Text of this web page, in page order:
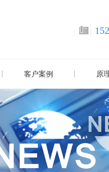
客户案例 原